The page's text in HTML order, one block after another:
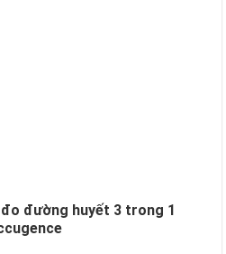
đường huyết 3 trong 1